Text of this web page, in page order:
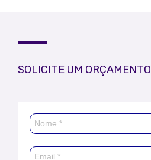
SOLICITE UM ORÇAMENTO